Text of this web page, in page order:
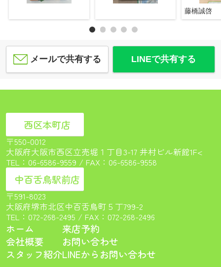
藤橋誠啓
メールで共有する LINEで共有する
西区本町店
〒550-0012
大阪府大阪市西区立売堀１丁目3-17 井村ビル新館1F<
TEL： 06-6586-9559 / FAX：06-6586-9558
中百舌鳥駅前店
〒591-8023
大阪府堺市北区中百舌鳥町５丁799-2
TEL： 072-268-2495 / FAX：072-268-2496
ホーム
会社概要
スタッフ紹介
来店予約
お問い合わせ
LINEからお問い合わせ